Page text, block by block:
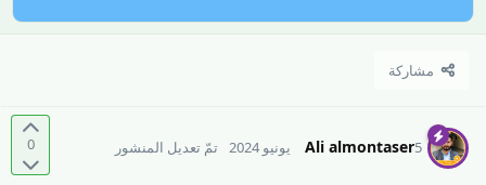
مشاركة
0 Ali almontaser5 يونيو 2024 تمّ تعديل المنشور